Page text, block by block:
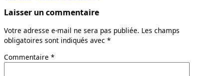
Laisser un commentaire
Votre adresse e-mail ne sera pas publiée. Les champs
obligatoires sont indiqués avec *
Commentaire *